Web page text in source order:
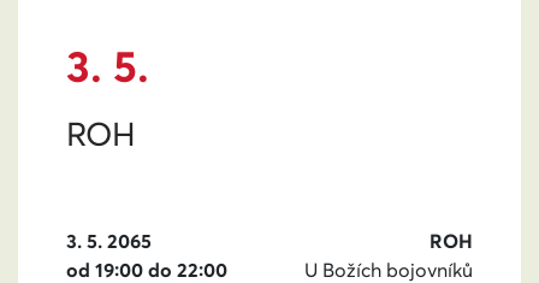
3. 5.
ROH
3. 5. 2065
od 19:00 do 22:00
ROH
U Božích bojovníků